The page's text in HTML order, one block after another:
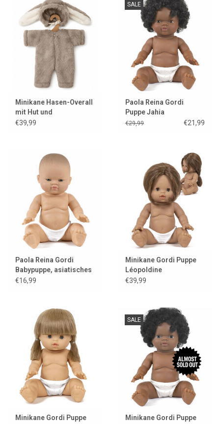
Minikane Hasen-Overall
mit Hut und
Kleiderbügel für Gordi-
€39,99
SALE
Paola Reina Gordi
Puppe Jahia
€29,99 €21,99
Paola Reina Gordi
Babypuppe, asiatisches
Mädchen, helle Augen
€16,99
Minikane Gordi Puppe
Léopoldine
€39,99
Minikane Gordi Puppe
SALE
Minikane Gordi Puppe